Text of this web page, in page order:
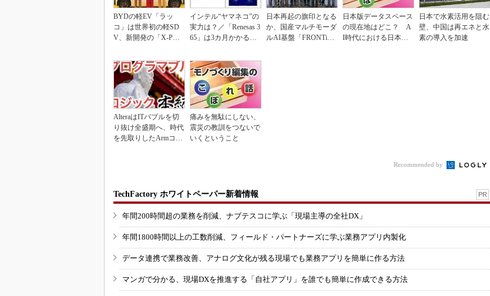
BYDの軽EV「ラッ
コ」は世界初の軽SD
V、新開発の「X-PAC
インテル“ヤマネコ”の
実力は？／「Renesas 3
65」は3カ月かかる作
日本再起の旗印となる
か、国産マルチモーダ
ルAI基盤「FRONTi
日本版データスペース
の現在地はどこ？ A
I時代における日本の
日本で水素活用を阻む
壁、中国は再エネと水
素の導入を加速
AlteraはITバブルを切
り抜け全盛期へ、時代
を先取りしたArmコア
痛みを無駄にしない、
震災の教訓をつないで
いくということ
Recommended by
TechFactory ホワイトペーパー新着情報 PR
年間200時間超の業務を削減、ナブテスコに学ぶ「現場主導の全社DX」
年間1800時間以上の工数削減、フィールド・パートナーズに学ぶ業務アプリ内製化
データ連携で業務改善、アナログ文化が残る現場でも業務アプリを簡単に作る方法
マンガで分かる、現場DXを推進する「自社アプリ」を誰でも簡単に作成できる方法